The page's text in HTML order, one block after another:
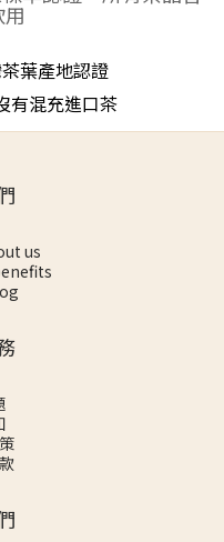
葉產地認證
有混充進口茶
us